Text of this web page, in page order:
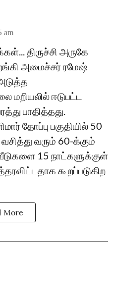
am
திருச்சி அருகே
அமைச்சர் ரமேஷ்
மறியலில் ஈடுபட்ட
பாதித்தது.
தோப்பு பகுதியில் 50
வரும் 60-க்கும்
15 நாட்களுக்குள்
கூறப்படுகிற
More